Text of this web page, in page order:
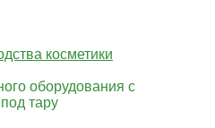
косметики
оборудования с
тару